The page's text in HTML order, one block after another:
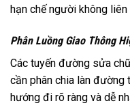
hạn chế người không
Phân Luồng Giao Thông
Các tuyến đường sửa
cần phân chia làn
hướng đi rõ ràng và dễ